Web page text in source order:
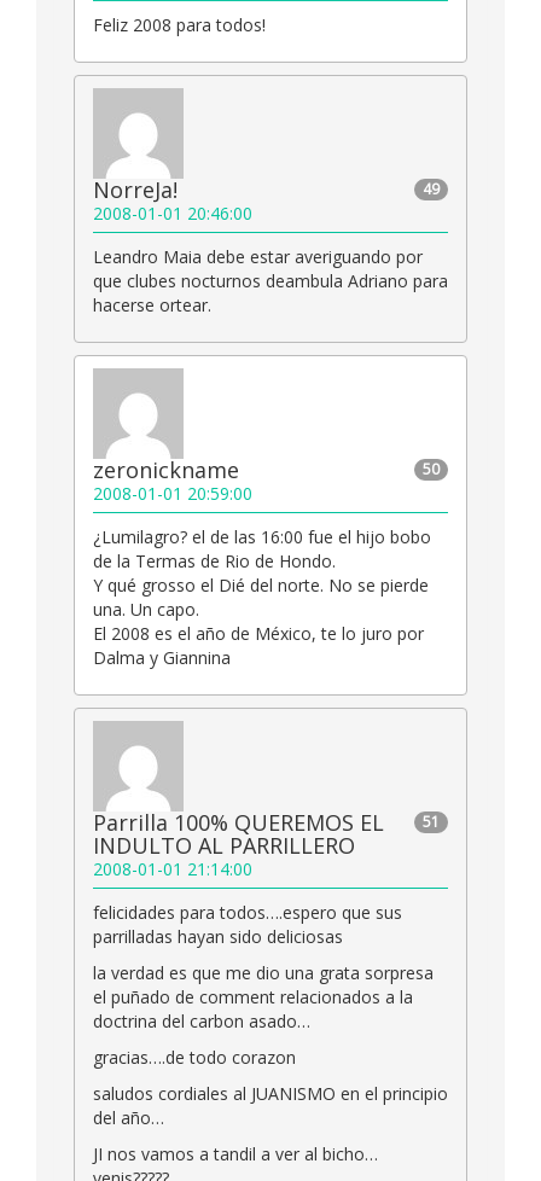
Feliz 2008 para todos!
49
NorreJa!
2008-01-01 20:46:00
Leandro Maia debe estar averiguando por
que clubes nocturnos deambula Adriano para
hacerse ortear.
50
zeronickname
2008-01-01 20:59:00
¿Lumilagro? el de las 16:00 fue el hijo bobo
de la Termas de Rio de Hondo.
Y qué grosso el Dié del norte. No se pierde
una. Un capo.
El 2008 es el año de México, te lo juro por
Dalma y Giannina
51
Parrilla 100% QUEREMOS EL
INDULTO AL PARRILLERO
2008-01-01 21:14:00
felicidades para todos….espero que sus
parrilladas hayan sido deliciosas
la verdad es que me dio una grata sorpresa
el puñado de comment relacionados a la
doctrina del carbon asado…
gracias….de todo corazon
saludos cordiales al JUANISMO en el principio
del año…
JI nos vamos a tandil a ver al bicho…